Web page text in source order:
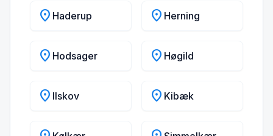
location_on Haderup location_on Herning
location_on Hodsager location_on Høgild
location_on Ilskov location_on Kibæk